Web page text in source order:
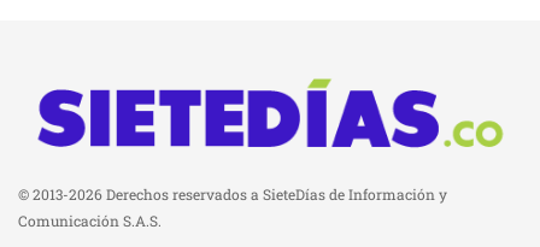
© 2013-2026 Derechos reservados a SieteDías de Información y
Comunicación S.A.S.